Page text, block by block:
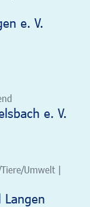
e. V.
e. V.
Umwelt |